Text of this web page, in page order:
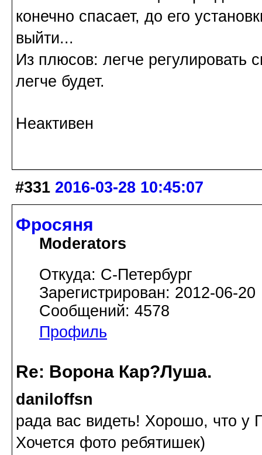
конечно спасает, до его
выйти...
Из плюсов: легче регулировать
легче будет.
Неактивен
#331 2016-03-28 10:45:07
Фросяня
Moderators
Откуда: С-Петербург
Зарегистрирован: 2012-06-20
Сообщений: 4578
Профиль
Re: Ворона Кар?Луша.
daniloffsn
рада вас видеть! Хорошо, что у
Хочется фото ребятишек)